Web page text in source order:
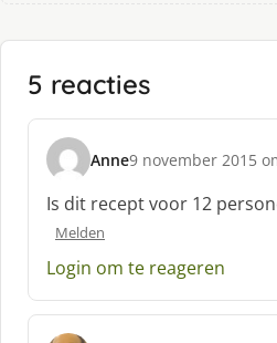
5 reacties
Anne
s
c
h
e
f
9 november 2015
Is dit recept voor 12
Melden
Login om te reageren